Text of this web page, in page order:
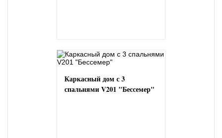
Каркасный дом с 3
спальнями V201 "Бессемер"